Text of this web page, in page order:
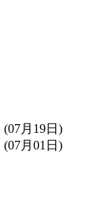
(07月19日)
(07月01日)